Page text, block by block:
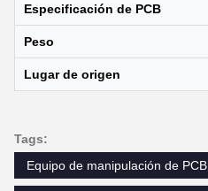
Especificación de PCB
Peso
Lugar de origen
Tags:
Equipo de manipulación de PCB